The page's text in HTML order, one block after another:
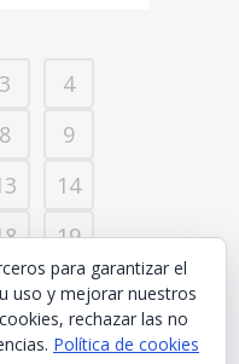
3
4
8
9
14
19
24
29
para garantizar el
uso y mejorar nuestros
rechazar las no
Política de cookies